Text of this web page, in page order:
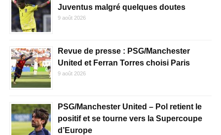
Juventus malgré quelques doutes
9 août 2026
Revue de presse : PSG/Manchester
United et Ferran Torres choisi Paris
9 août 2026
PSG/Manchester United – Pol retient le
positif et se tourne vers la Supercoupe
d’Europe